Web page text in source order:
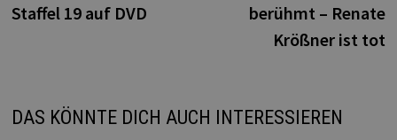
Staffel 19 auf DVD
berühmt – Renate
Krößner ist tot
DAS KÖNNTE DICH AUCH INTERESSIEREN